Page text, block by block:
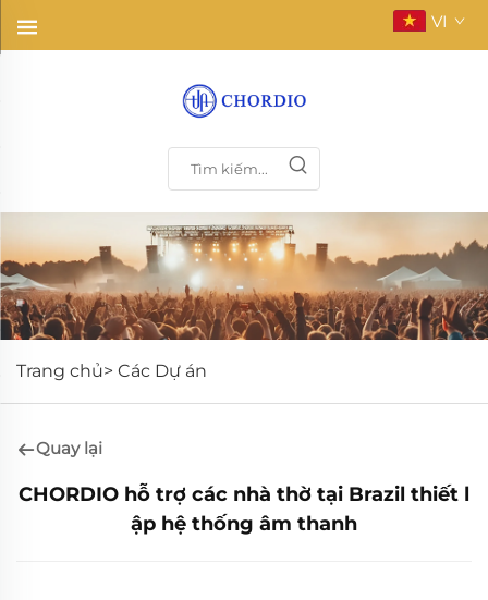
VI
Trang chủ> Các Dự án
Quay lại
CHORDIO hỗ trợ các nhà thờ tại Brazil thiết l
ập hệ thống âm thanh